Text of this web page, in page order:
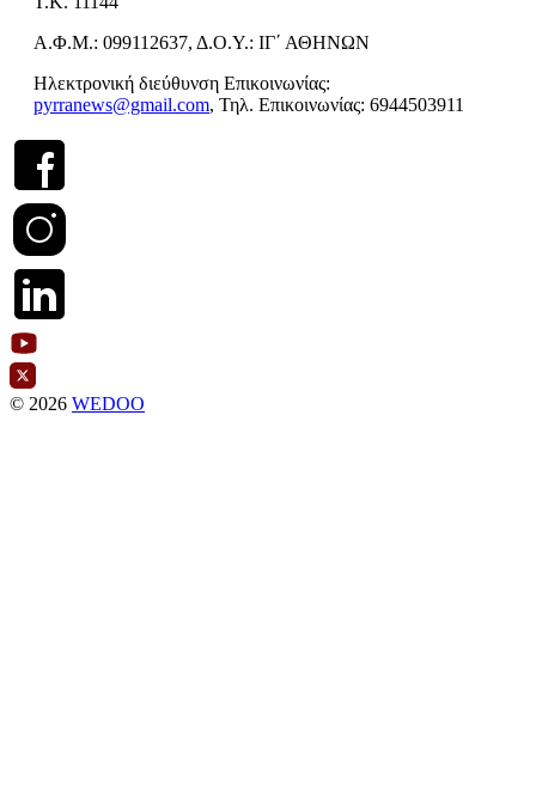
Α.Φ.Μ.: 099112637, Δ.Ο.Υ.: ΙΓ΄ ΑΘΗΝΩΝ
Ηλεκτρονική διεύθυνση Επικοινωνίας:
pyrranews@gmail.com, Τηλ. Επικοινωνίας: 6944503911
© 2026 WEDOO